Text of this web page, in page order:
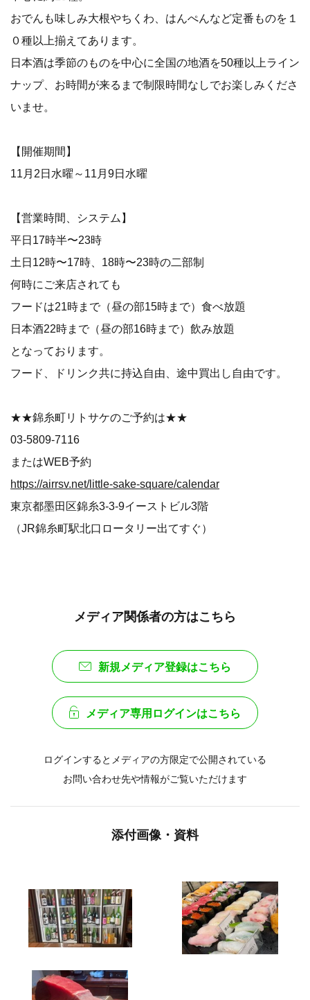
おでんも味しみ大根やちくわ、はんぺんなど定番ものを１
０種以上揃えてあります。
日本酒は季節のものを中心に全国の地酒を50種以上ライン
ナップ、お時間が来るまで制限時間なしでお楽しみくださ
いませ。
【開催期間】
11月2日水曜～11月9日水曜
【営業時間、システム】
平日17時半〜23時
土日12時〜17時、18時〜23時の二部制
何時にご来店されても
フードは21時まで（昼の部15時まで）食べ放題
日本酒22時まで（昼の部16時まで）飲み放題
となっております。
フード、ドリンク共に持込自由、途中買出し自由です。
★★錦糸町リトサケのご予約は★★
03-5809-7116
またはWEB予約
https://airrsv.net/little-sake-square/calendar
東京都墨田区錦糸3-3-9イーストビル3階
（JR錦糸町駅北口ロータリー出てすぐ）
メディア関係者の方はこちら
新規メディア登録はこちら
メディア専用ログインはこちら
ログインするとメディアの方限定で公開されている
お問い合わせ先や情報がご覧いただけます
添付画像・資料